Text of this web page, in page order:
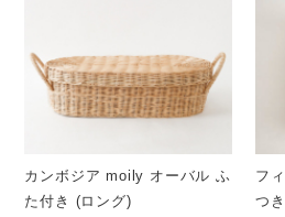
カンボジア moily オーバル ふ
た付き (ロング)
フ
つ